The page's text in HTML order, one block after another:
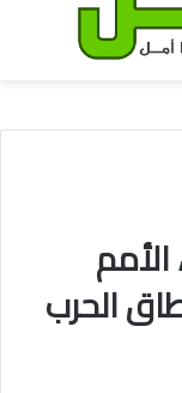
الحرب